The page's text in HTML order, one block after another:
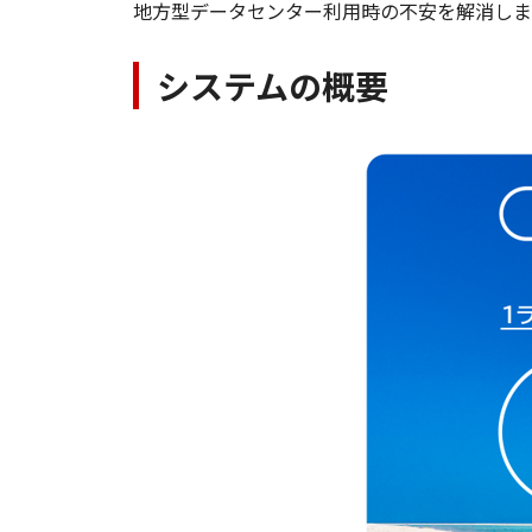
地方型データセンター利用時の不安を解消し
システムの概要